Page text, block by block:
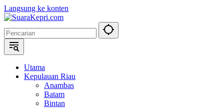
Langsung ke konten
Utama
Kepulauan Riau
Anambas
Batam
Bintan